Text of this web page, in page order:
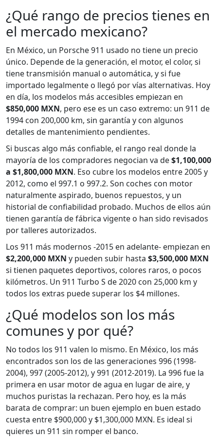
¿Qué rango de precios tienes en
el mercado mexicano?
En México, un Porsche 911 usado no tiene un precio
único. Depende de la generación, el motor, el color, si
tiene transmisión manual o automática, y si fue
importado legalmente o llegó por vías alternativas. Hoy
en día, los modelos más accesibles empiezan en
$850,000 MXN, pero ese es un caso extremo: un 911 de
1994 con 200,000 km, sin garantía y con algunos
detalles de mantenimiento pendientes.
Si buscas algo más confiable, el rango real donde la
mayoría de los compradores negocian va de$1,100,000
a $1,800,000 MXN. Eso cubre los modelos entre 2005 y
2012, como el 997.1 o 997.2. Son coches con motor
naturalmente aspirado, buenos repuestos, y un
historial de confiabilidad probado. Muchos de ellos aún
tienen garantía de fábrica vigente o han sido revisados
por talleres autorizados.
Los 911 más modernos -2015 en adelante- empiezan en
$2,200,000 MXN y pueden subir hasta $3,500,000 MXN
si tienen paquetes deportivos, colores raros, o pocos
kilómetros. Un 911 Turbo S de 2020 con 25,000 km y
todos los extras puede superar los $4 millones.
¿Qué modelos son los más
comunes y por qué?
No todos los 911 valen lo mismo. En México, los más
encontrados son los de las generaciones 996 (1998-
2004), 997 (2005-2012), y 991 (2012-2019). La 996 fue la
primera en usar motor de agua en lugar de aire, y
muchos puristas la rechazan. Pero hoy, es la más
barata de comprar: un buen ejemplo en buen estado
cuesta entre $900,000 y $1,300,000 MXN. Es ideal si
quieres un 911 sin romper el banco.